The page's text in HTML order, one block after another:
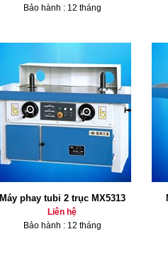
Bảo hành : 12 tháng
Máy phay tubi 2 trục MX5313
Liên hệ
Bảo hành : 12 tháng